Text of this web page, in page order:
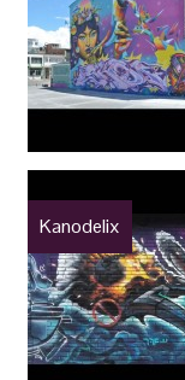
Kanodelix